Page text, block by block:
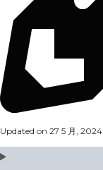
Updated on 27 5 月, 2024